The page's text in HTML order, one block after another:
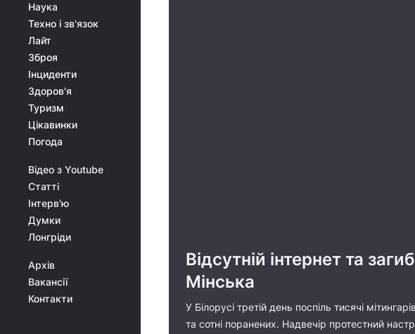
Наука
Техно і зв'язок
Лайт
Зброя
Інциденти
Здоров'я
Туризм
Цікавинки
Погода
Відео з Youtube
Статті
Інтерв'ю
Думки
Лонгріди
Архів
Вакансії
Контакти
Відсутній інтернет та
Мінська
У Білорусі третій день поспіль тисячі
та сотні поранених. Надвечір протестний